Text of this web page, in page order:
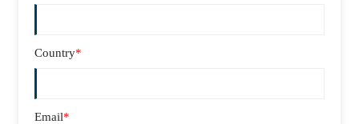
Country*
Email*